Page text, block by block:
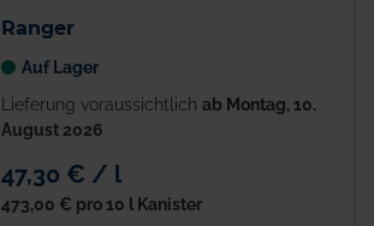
Ranger
Auf Lager
Lieferung voraussichtlich ab Montag, 10.
August 2026
47,30 € / l
473,00 € pro 10 l Kanister